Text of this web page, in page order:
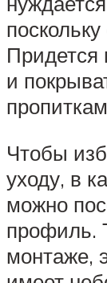
Придется
и
Чтобы
уходу, в
можно
профиль.
монтаже,